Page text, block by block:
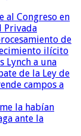
al Congreso en
Privada
de
ilícito
Lynch a una
de la Ley de
campos a
la habían
ante la